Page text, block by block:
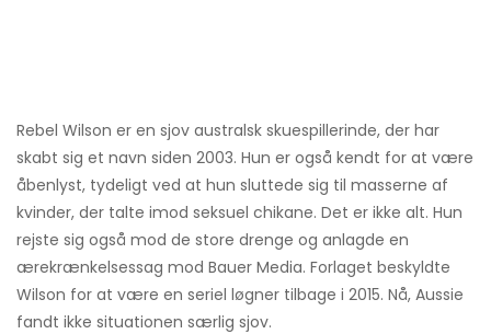
Rebel Wilson er en sjov australsk skuespillerinde, der har
skabt sig et navn siden 2003. Hun er også kendt for at være
åbenlyst, tydeligt ved at hun sluttede sig til masserne af
kvinder, der talte imod seksuel chikane. Det er ikke alt. Hun
rejste sig også mod de store drenge og anlagde en
ærekrænkelsessag mod Bauer Media. Forlaget beskyldte
Wilson for at være en seriel løgner tilbage i 2015. Nå, Aussie
fandt ikke situationen særlig sjov.